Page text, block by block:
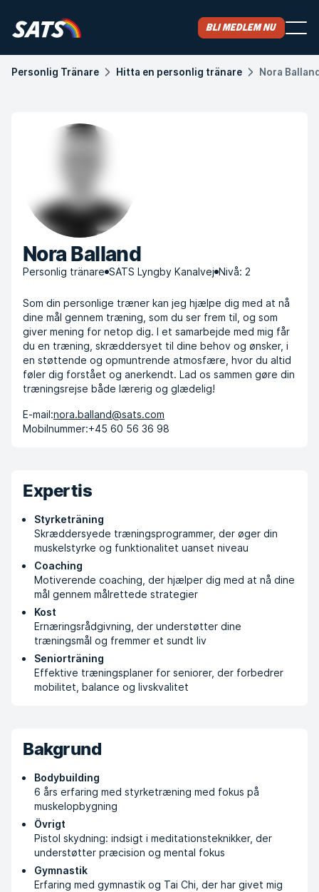
Bli medlem nu
Personlig Tränare Hitta en personlig tränare Nora
Nora Balland
Personlig tränare SATS Lyngby Kanalvej Nivå: 2
Som din personlige træner kan jeg hjælpe dig med at nå
dine mål gennem træning, som du ser frem til, og som
giver mening for netop dig. I et samarbejde med mig får
du en træning, skræddersyet til dine behov og ønsker, i
en støttende og opmuntrende atmosfære, hvor du altid
føler dig forstået og anerkendt. Lad os sammen gøre din
træningsrejse både lærerig og glædelig!
E-mail:nora.balland@sats.com
Mobilnummer:+45 60 56 36 98
Expertis
Styrketräning
Skræddersyede træningsprogrammer, der øger din
muskelstyrke og funktionalitet uanset niveau
Coaching
Motiverende coaching, der hjælper dig med at nå dine
mål gennem målrettede strategier
Kost
Ernæringsrådgivning, der understøtter dine
træningsmål og fremmer et sundt liv
Seniorträning
Effektive træningsplaner for seniorer, der forbedrer
mobilitet, balance og livskvalitet
Bakgrund
Bodybuilding
6 års erfaring med styrketræning med fokus på
muskelopbygning
Övrigt
Pistol skydning: indsigt i meditationsteknikker, der
understøtter præcision og mental fokus
Gymnastik
Erfaring med gymnastik og Tai Chi, der har givet mig